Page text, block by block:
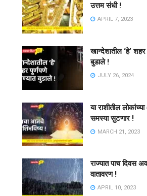
उत्तम संधी !
APRIL 7, 2023
खान्देशातील ‘हे’ शहर
बुडाले !
JULY 26, 2024
या राशीतील
समस्या सुटणार !
MARCH 21, 2023
राज्यात पाच दिवस
वातावरण !
APRIL 10, 2023